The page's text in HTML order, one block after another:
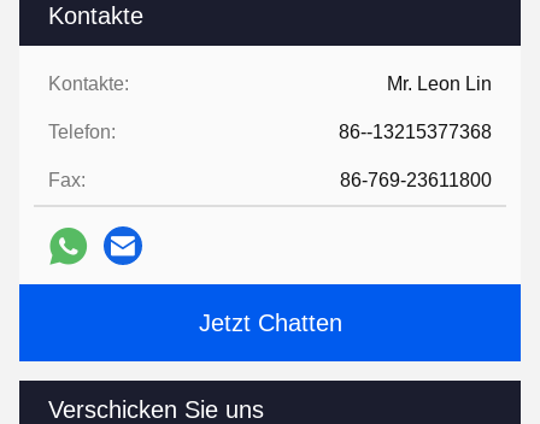
Kontakte
Kontakte: Mr. Leon Lin
Telefon: 86--13215377368
Fax: 86-769-23611800
Jetzt Chatten
Verschicken Sie uns